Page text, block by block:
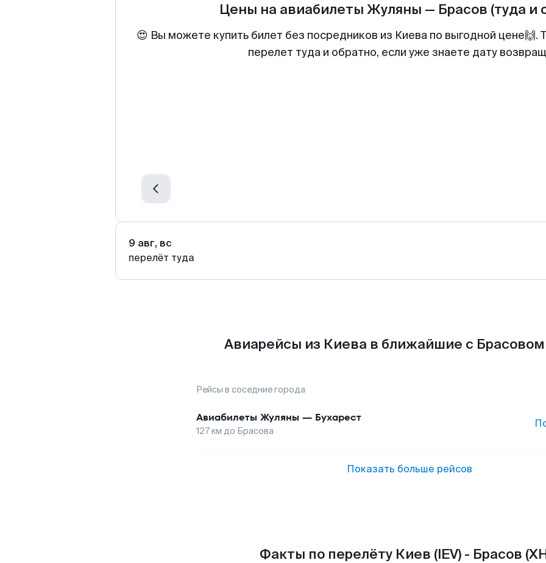
Цены на авиабилеты Жуляны — Брасов (туда и
😍 Вы можете купить билет без посредников из Киева по выгодной
перелет туда и обратно, если уже знаете дату
9 авг, вс
перелёт туда
Авиарейсы из Киева в ближайшие с Брасовом
Рейсы в соседние города
Авиабилеты Жуляны — Бухарест
127км до Брасова
Показать больше рейсов
Факты по перелёту Киев (IEV) - Брасов